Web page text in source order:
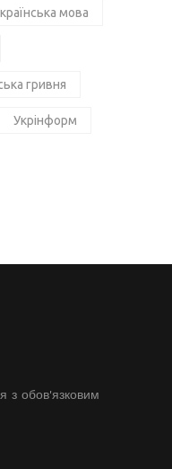
мова
гривня
Укрінформ
з обов'язковим